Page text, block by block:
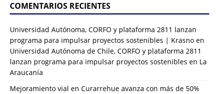
COMENTARIOS RECIENTES
Universidad Autónoma, CORFO y plataforma 2811 lanzan
programa para impulsar proyectos sostenibles | Krasno en
Universidad Autónoma de Chile, CORFO y plataforma 2811
lanzan programa para impulsar proyectos sostenibles en La
Araucanía
Mejoramiento vial en Curarrehue avanza con más de 50%